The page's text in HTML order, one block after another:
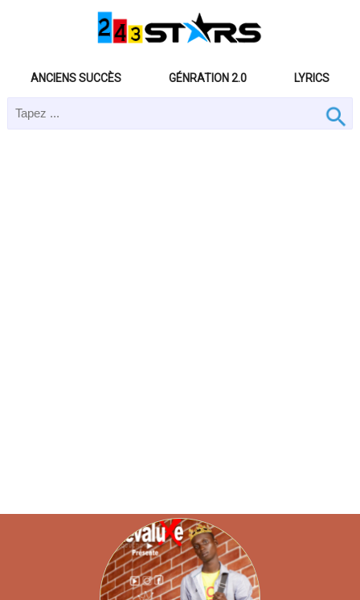
ANCIENS SUCCÈS GÉNRATION 2.0 LYRICS